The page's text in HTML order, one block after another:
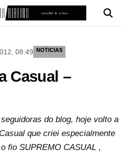
08:49 NOTICIAS
Casual –
do blog, hoje volto a
que criei especialmente
fio SUPREMO CASUAL ,